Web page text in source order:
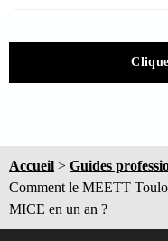
Accueil > Guides
Comment le MEETT
MICE en un an ?